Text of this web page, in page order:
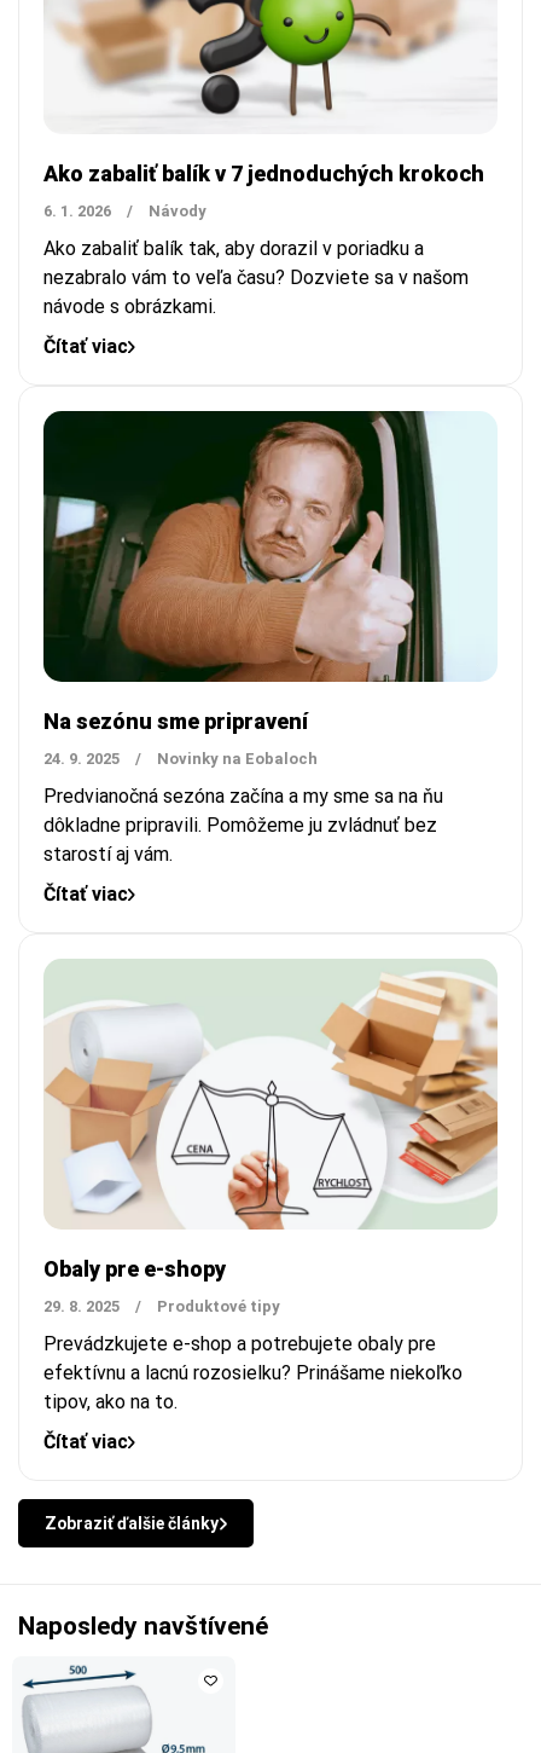
Ako zabaliť balík v 7 jednoduchých krokoch
6. 1. 2026 / Návody
Ako zabaliť balík tak, aby dorazil v poriadku a
nezabralo vám to veľa času? Dozviete sa v našom
návode s obrázkami.
Čítať viac
Na sezónu sme pripravení
24. 9. 2025 / Novinky na Eobaloch
Predvianočná sezóna začína a my sme sa na ňu
dôkladne pripravili. Pomôžeme ju zvládnuť bez
starostí aj vám.
Čítať viac
Obaly pre e-shopy
29. 8. 2025 / Produktové tipy
Prevádzkujete e-shop a potrebujete obaly pre
efektívnu a lacnú rozosielku? Prinášame niekoľko
tipov, ako na to.
Čítať viac
Zobraziť ďalšie články
Naposledy navštívené